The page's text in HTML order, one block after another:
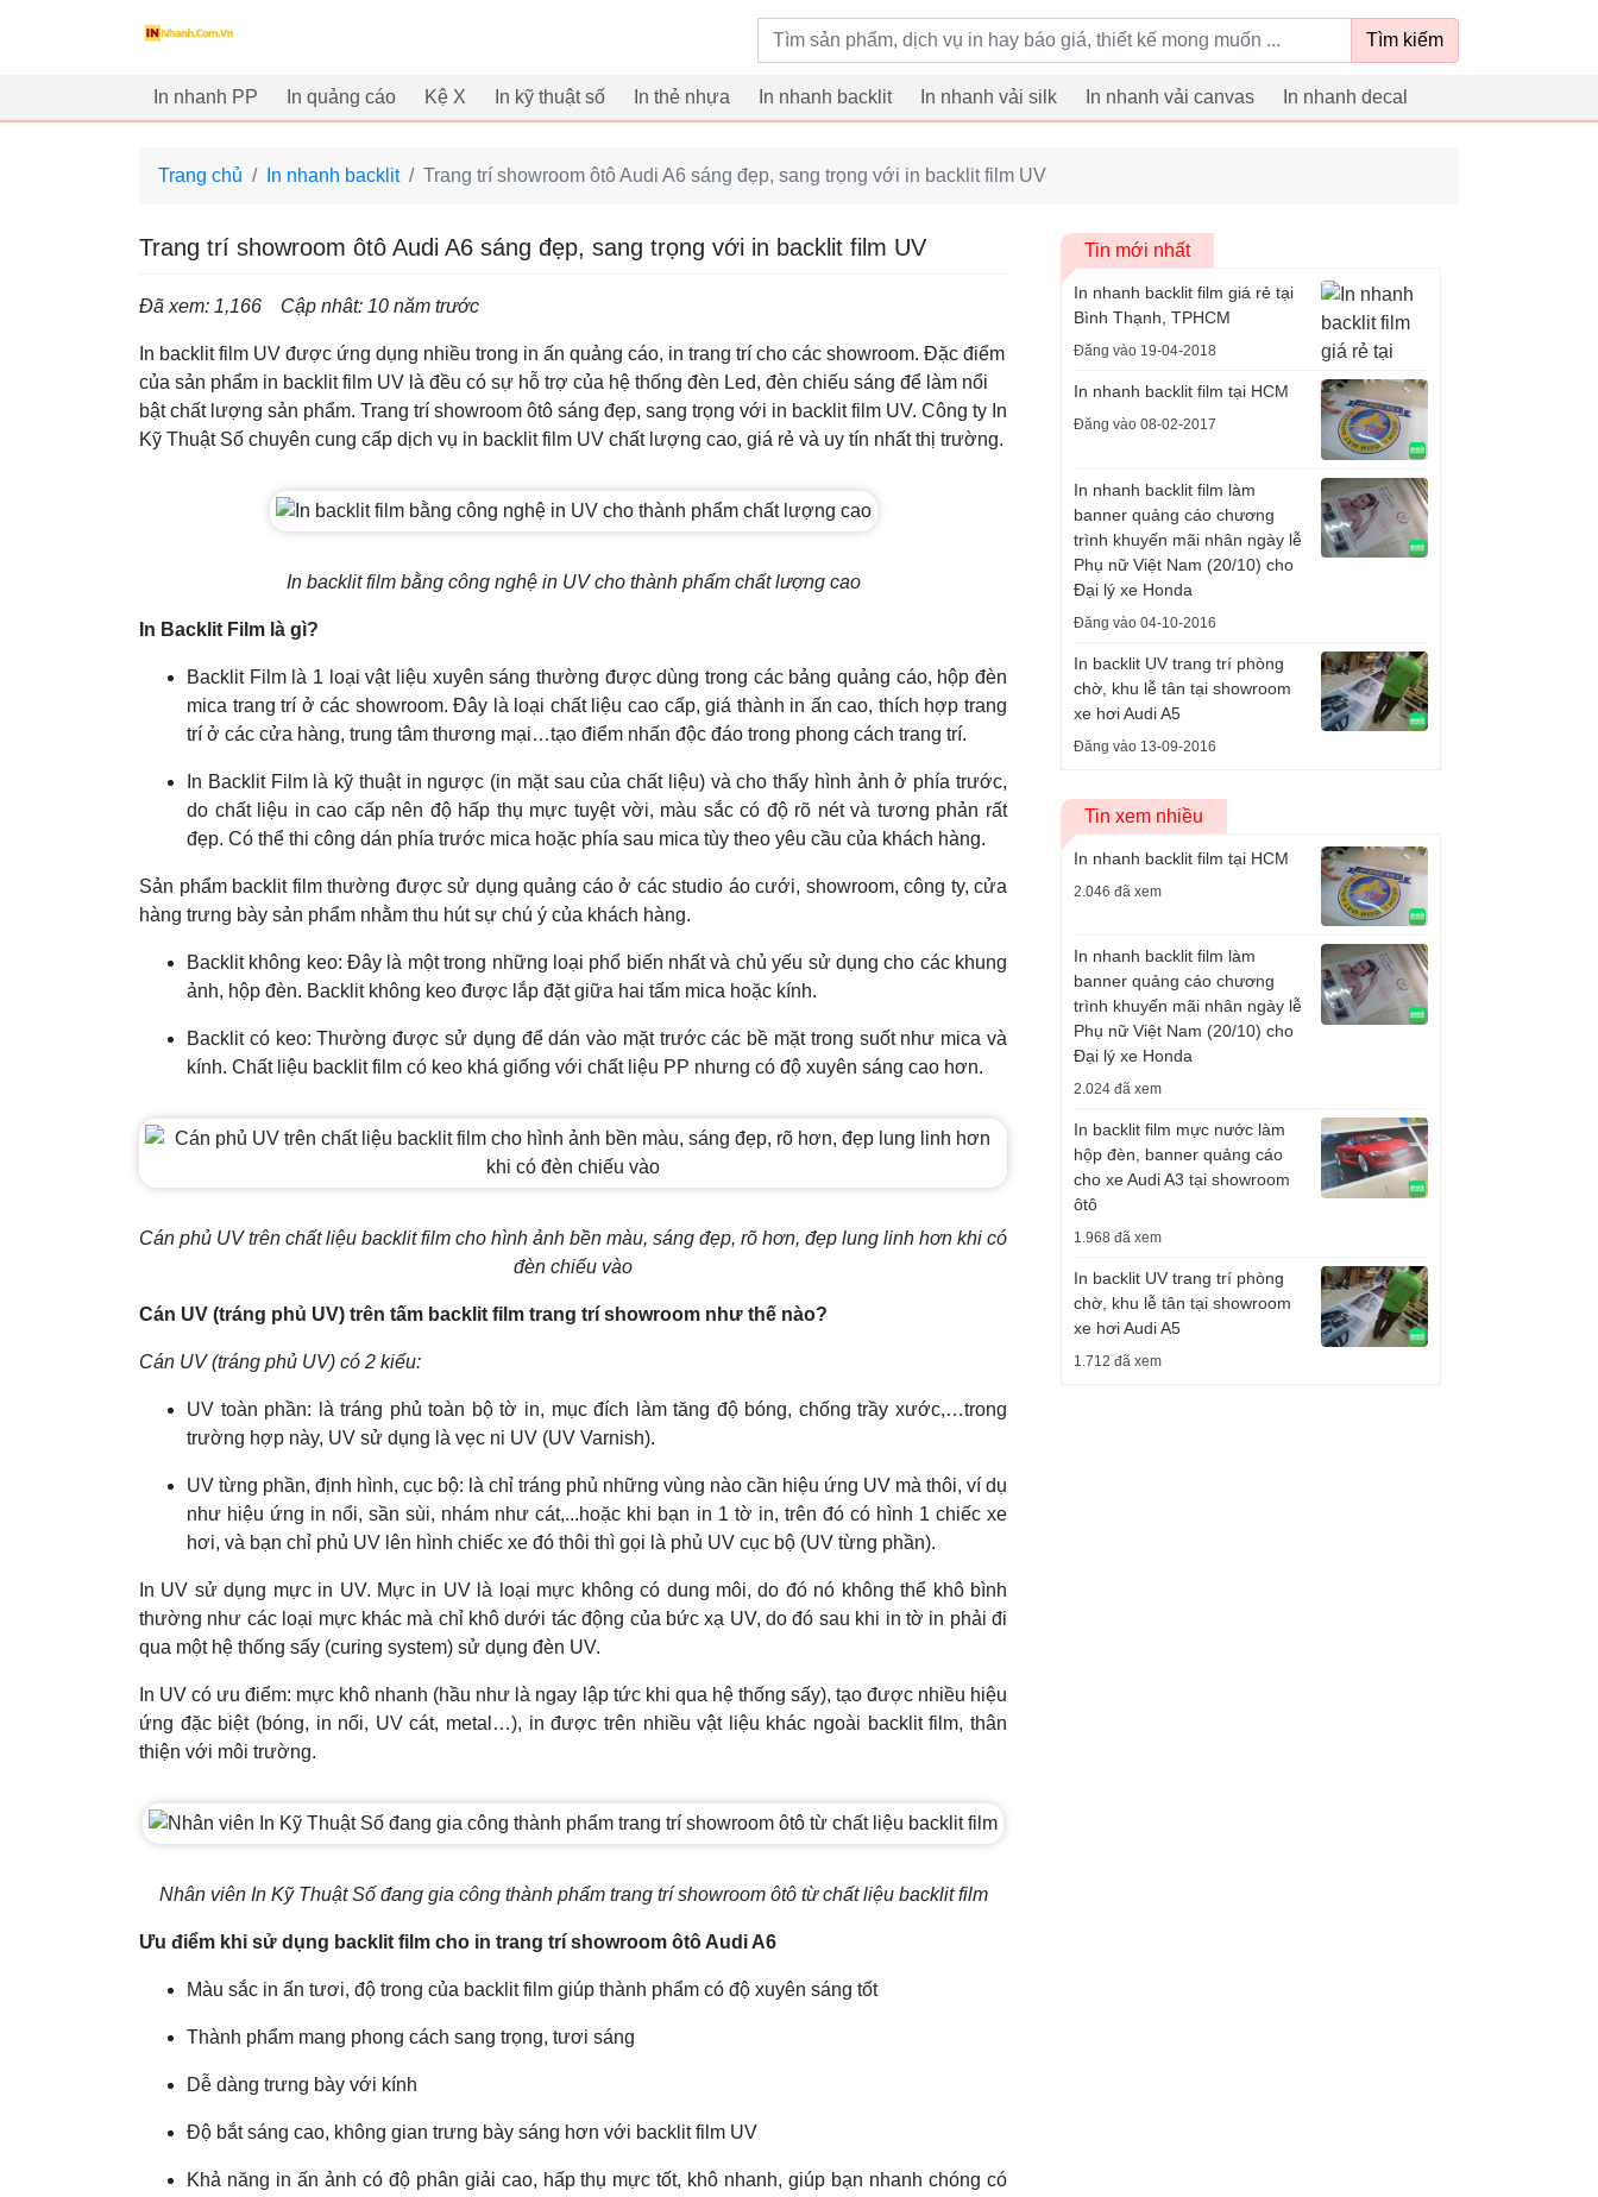
innhanh.com.vn Từ khoá tìm kiếm Tìm kiếm
In nhanh PP In quảng cáo Kệ X In kỹ thuật số In thẻ nhựa In nhanh backlit In nhanh vải silk In nhanh vải canvas In nhanh decal
Trang chủ In nhanh backlit Trang trí showroom ôtô Audi A6 sáng đẹp, sang trọng với in backlit film UV
Trang trí showroom ôtô Audi A6 sáng đẹp, sang trọng với in backlit film UV
Đã xem: 1,166 Cập nhât: 10 năm trước
In backlit film UV được ứng dụng nhiều trong in ấn quảng cáo, in trang trí cho các showroom. Đặc điểm
của sản phẩm in backlit film UV là đều có sự hỗ trợ của hệ thống đèn Led, đèn chiếu sáng để làm nổi
bật chất lượng sản phẩm. Trang trí showroom ôtô sáng đẹp, sang trọng với in backlit film UV. Công ty In
Kỹ Thuật Số chuyên cung cấp dịch vụ in backlit film UV chất lượng cao, giá rẻ và uy tín nhất thị trường.
In backlit film bằng công nghệ in UV cho thành phẩm chất lượng cao
In Backlit Film là gì?
Backlit Film là 1 loại vật liệu xuyên sáng thường được dùng trong các bảng quảng cáo, hộp đèn
mica trang trí ở các showroom. Đây là loại chất liệu cao cấp, giá thành in ấn cao, thích hợp trang
trí ở các cửa hàng, trung tâm thương mại…tạo điểm nhấn độc đáo trong phong cách trang trí.
In Backlit Film là kỹ thuật in ngược (in mặt sau của chất liệu) và cho thấy hình ảnh ở phía trước,
do chất liệu in cao cấp nên độ hấp thụ mực tuyệt vời, màu sắc có độ rõ nét và tương phản rất
đẹp. Có thể thi công dán phía trước mica hoặc phía sau mica tùy theo yêu cầu của khách hàng.
Sản phẩm backlit film thường được sử dụng quảng cáo ở các studio áo cưới, showroom, công ty, cửa
hàng trưng bày sản phẩm nhằm thu hút sự chú ý của khách hàng.
Backlit không keo: Đây là một trong những loại phổ biến nhất và chủ yếu sử dụng cho các khung
ảnh, hộp đèn. Backlit không keo được lắp đặt giữa hai tấm mica hoặc kính.
Backlit có keo: Thường được sử dụng để dán vào mặt trước các bề mặt trong suốt như mica và
kính. Chất liệu backlit film có keo khá giống với chất liệu PP nhưng có độ xuyên sáng cao hơn.
Cán phủ UV trên chất liệu backlit film cho hình ảnh bền màu, sáng đẹp, rõ hơn, đẹp lung linh hơn khi có
đèn chiếu vào
Cán UV (tráng phủ UV) trên tấm backlit film trang trí showroom như thế nào?
Cán UV (tráng phủ UV) có 2 kiểu:
UV toàn phần: là tráng phủ toàn bộ tờ in, mục đích làm tăng độ bóng, chống trầy xước,…trong
trường hợp này, UV sử dụng là vẹc ni UV (UV Varnish).
UV từng phần, định hình, cục bộ: là chỉ tráng phủ những vùng nào cần hiệu ứng UV mà thôi, ví dụ
như hiệu ứng in nổi, sần sùi, nhám như cát,...hoặc khi bạn in 1 tờ in, trên đó có hình 1 chiếc xe
hơi, và bạn chỉ phủ UV lên hình chiếc xe đó thôi thì gọi là phủ UV cục bộ (UV từng phần).
In UV sử dụng mực in UV. Mực in UV là loại mực không có dung môi, do đó nó không thể khô bình
thường như các loại mực khác mà chỉ khô dưới tác động của bức xạ UV, do đó sau khi in tờ in phải đi
qua một hệ thống sấy (curing system) sử dụng đèn UV.
In UV có ưu điểm: mực khô nhanh (hầu như là ngay lập tức khi qua hệ thống sấy), tạo được nhiều hiệu
ứng đặc biệt (bóng, in nổi, UV cát, metal…), in được trên nhiều vật liệu khác ngoài backlit film, thân
thiện với môi trường.
Nhân viên In Kỹ Thuật Số đang gia công thành phẩm trang trí showroom ôtô từ chất liệu backlit film
Ưu điểm khi sử dụng backlit film cho in trang trí showroom ôtô Audi A6
Màu sắc in ấn tươi, độ trong của backlit film giúp thành phẩm có độ xuyên sáng tốt
Thành phẩm mang phong cách sang trọng, tươi sáng
Dễ dàng trưng bày với kính
Độ bắt sáng cao, không gian trưng bày sáng hơn với backlit film UV
Khả năng in ấn ảnh có độ phân giải cao, hấp thụ mực tốt, khô nhanh, giúp bạn nhanh chóng có
Tin mới nhất
In nhanh backlit film giá rẻ tại
Bình Thạnh, TPHCM
Đăng vào 19-04-2018
In nhanh backlit film tại HCM
Đăng vào 08-02-2017
In nhanh backlit film làm
banner quảng cáo chương
trình khuyến mãi nhân ngày lễ
Phụ nữ Việt Nam (20/10) cho
Đại lý xe Honda
Đăng vào 04-10-2016
In backlit UV trang trí phòng
chờ, khu lễ tân tại showroom
xe hơi Audi A5
Đăng vào 13-09-2016
Tin xem nhiều
In nhanh backlit film tại HCM
2.046 đã xem
In nhanh backlit film làm
banner quảng cáo chương
trình khuyến mãi nhân ngày lễ
Phụ nữ Việt Nam (20/10) cho
Đại lý xe Honda
2.024 đã xem
In backlit film mực nước làm
hộp đèn, banner quảng cáo
cho xe Audi A3 tại showroom
ôtô
1.968 đã xem
In backlit UV trang trí phòng
chờ, khu lễ tân tại showroom
xe hơi Audi A5
1.712 đã xem